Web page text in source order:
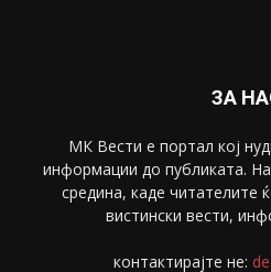
ЗА
МК Вести е портал коj
информации до публиката.
средина, каде читателите
вистински вести,
контактирајте не: